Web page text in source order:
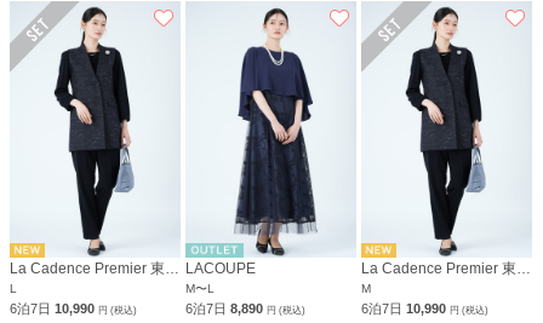
La Cadence Premier 東京イギン
L
6泊7日 10,990 円 (税込)
LACOUPE
M〜L
6泊7日8,890円 (税込)
La Cadence Premier 東京イギン
M
6泊7日10,990円 (税込)